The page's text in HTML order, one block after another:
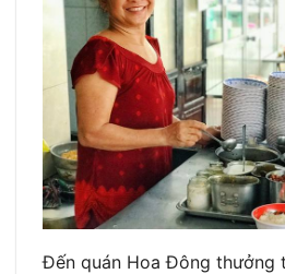
Đến quán Hoa Đông thưởng